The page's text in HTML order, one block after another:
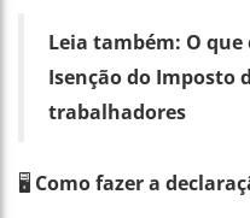
Leia também: O que
Isenção do Imposto
trabalhadores
🖥️ Como fazer a